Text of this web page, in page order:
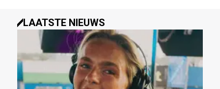
LAATSTE NIEUWS